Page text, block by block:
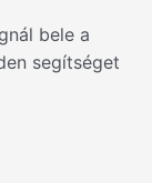
bele a
segítséget